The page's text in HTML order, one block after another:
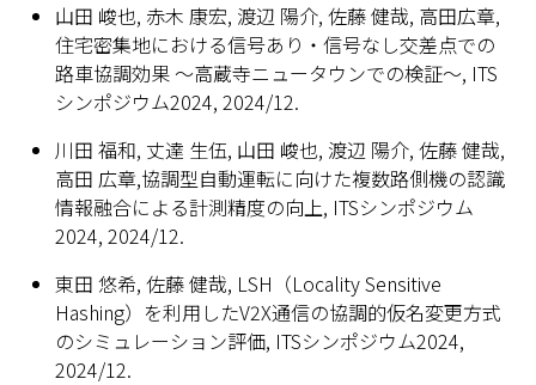
山田 峻也, 赤木 康宏, 渡辺 陽介, 佐藤 健哉, 高田広章,
住宅密集地における信号あり・信号なし交差点での
路車協調効果 ～高蔵寺ニュータウンでの検証～, ITS
シンポジウム2024, 2024/12.
川田 福和, 丈達 生伍, 山田 峻也, 渡辺 陽介, 佐藤 健哉,
高田 広章,協調型自動運転に向けた複数路側機の認識
情報融合による計測精度の向上, ITSシンポジウム
2024, 2024/12.
東田 悠希, 佐藤 健哉, LSH（Locality Sensitive
Hashing）を利用したV2X通信の協調的仮名変更方式
のシミュレーション評価, ITSシンポジウム2024,
2024/12.